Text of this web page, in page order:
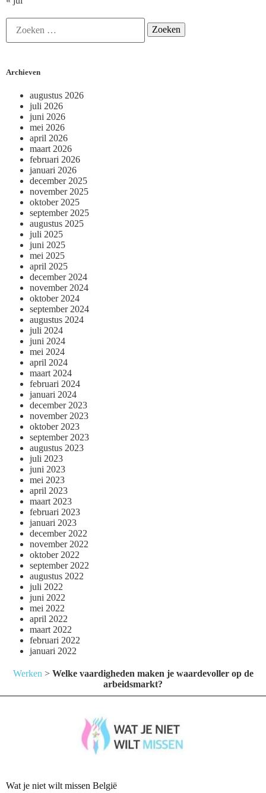
Archieven
augustus 2026
juli 2026
juni 2026
mei 2026
april 2026
maart 2026
februari 2026
januari 2026
december 2025
november 2025
oktober 2025
september 2025
augustus 2025
juli 2025
juni 2025
mei 2025
april 2025
december 2024
november 2024
oktober 2024
september 2024
augustus 2024
juli 2024
juni 2024
mei 2024
april 2024
maart 2024
februari 2024
januari 2024
december 2023
november 2023
oktober 2023
september 2023
augustus 2023
juli 2023
juni 2023
mei 2023
april 2023
maart 2023
februari 2023
januari 2023
december 2022
november 2022
oktober 2022
september 2022
augustus 2022
juli 2022
juni 2022
mei 2022
april 2022
maart 2022
februari 2022
januari 2022
Werken > Welke vaardigheden maken je waardevoller op de
arbeidsmarkt?
Wat je niet wilt missen België